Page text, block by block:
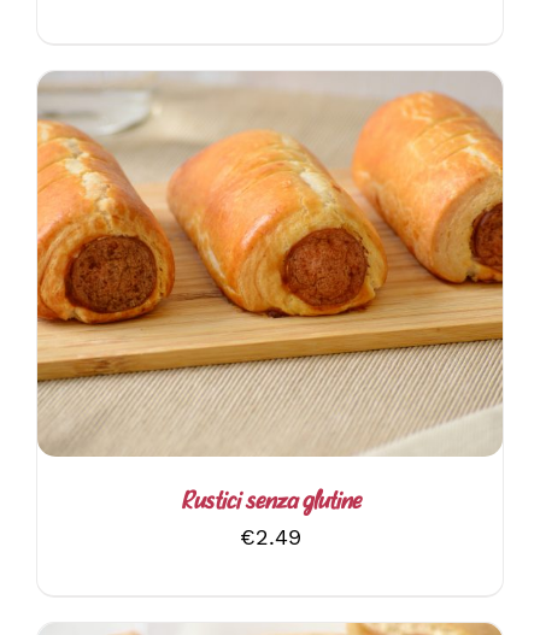
AGGIUNGI AL CARRELLO / DETTAGLI
Rustici senza glutine
€2.49